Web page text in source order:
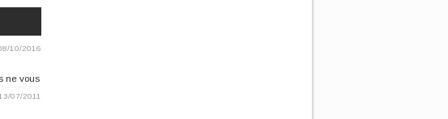
10/2016
ne vous
07/2011